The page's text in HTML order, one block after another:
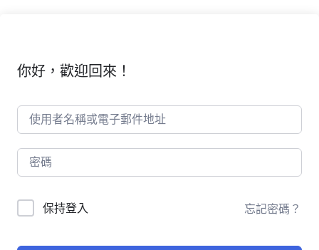
你好，歡迎回來！
保持登入 忘記密碼？